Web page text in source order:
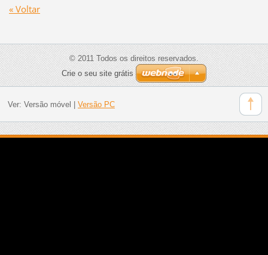
« Voltar
© 2011 Todos os direitos reservados.
Crie o seu site grátis
Ver: Versão móvel Versão PC